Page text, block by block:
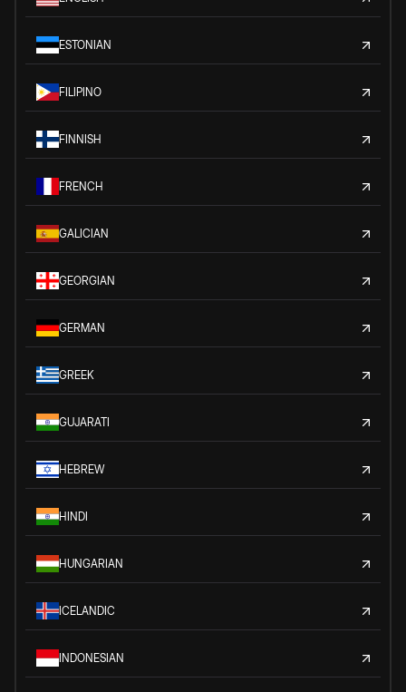
ESTONIAN
FILIPINO
FINNISH
FRENCH
GALICIAN
GEORGIAN
GERMAN
GREEK
GUJARATI
HEBREW
HINDI
HUNGARIAN
ICELANDIC
INDONESIAN